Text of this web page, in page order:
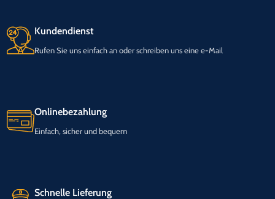
Kundendienst
Rufen Sie uns einfach an oder schreiben uns eine e-Mail
Onlinebezahlung
Einfach, sicher und bequem
Schnelle Lieferung